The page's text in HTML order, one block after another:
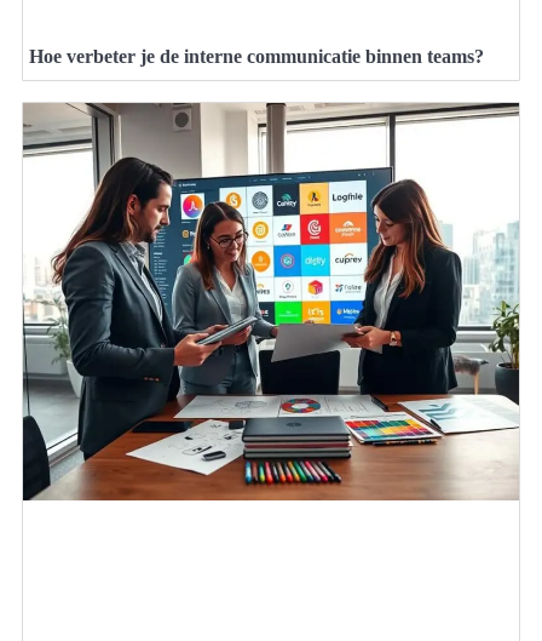
Hoe verbeter je de interne communicatie binnen teams?